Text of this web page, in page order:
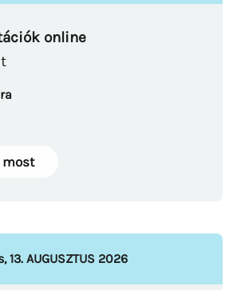
online
most
,13. AUGUSZTUS2026